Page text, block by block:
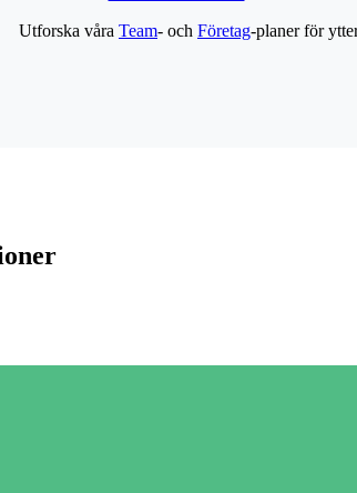
Utforska våra Team- och Företag-planer för